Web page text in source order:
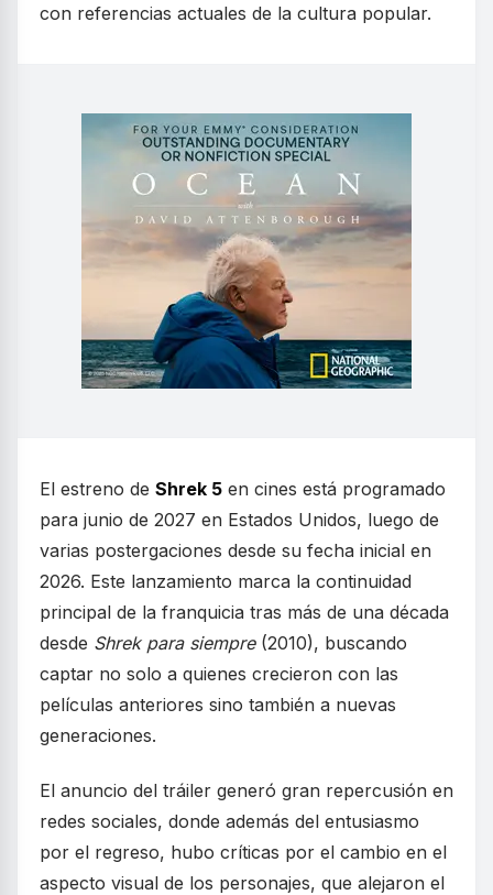
con referencias actuales de la cultura popular.
El estreno de Shrek 5 en cines está programado
para junio de 2027 en Estados Unidos, luego de
varias postergaciones desde su fecha inicial en
2026. Este lanzamiento marca la continuidad
principal de la franquicia tras más de una década
desde Shrek para siempre(2010), buscando
captar no solo a quienes crecieron con las
películas anteriores sino también a nuevas
generaciones.
El anuncio del tráiler generó gran repercusión en
redes sociales, donde además del entusiasmo
por el regreso, hubo críticas por el cambio en el
aspecto visual de los personajes, que alejaron el